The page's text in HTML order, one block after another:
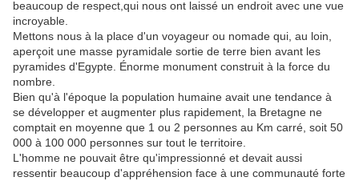
beaucoup de respect,qui nous ont laissé un endroit avec une vue
incroyable.
Mettons nous à la place d'un voyageur ou nomade qui, au loin,
aperçoit une masse pyramidale sortie de terre bien avant les
pyramides d'Egypte. Énorme monument construit à la force du
nombre.
Bien qu'à l'époque la population humaine avait une tendance à
se développer et augmenter plus rapidement, la Bretagne ne
comptait en moyenne que 1 ou 2 personnes au Km carré, soit 50
000 à 100 000 personnes sur tout le territoire.
L'homme ne pouvait être qu'impressionné et devait aussi
ressentir beaucoup d'appréhension face à une communauté forte